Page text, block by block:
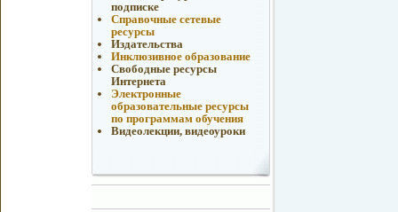
подписке
Справочные сетевые
ресурсы
Издательства
Инклюзивное образование
Свободные ресурсы
Интернета
Электронные
образовательные ресурсы
по программам обучения
Видеолекции, видеоуроки